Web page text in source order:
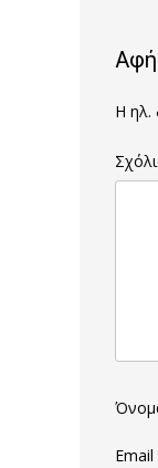
Η ηλ.
Email